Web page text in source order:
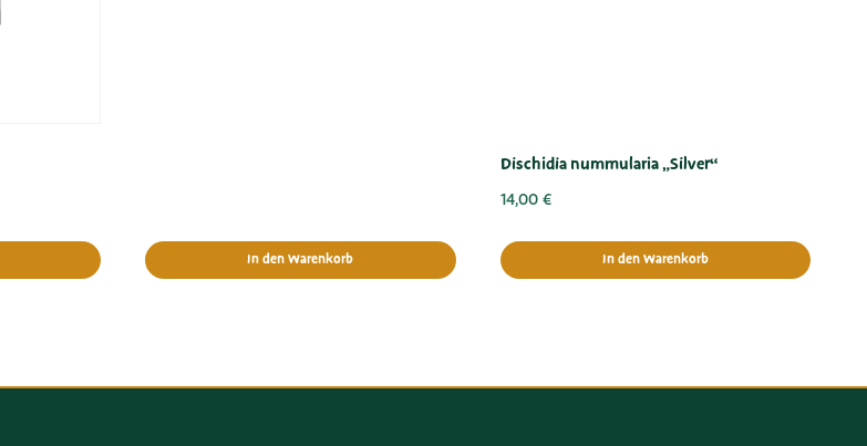
In den Warenkorb
Dischidia nummularia „Silver“
14,00 €
In den Warenkorb